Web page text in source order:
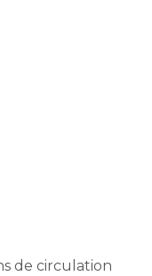
de circulation